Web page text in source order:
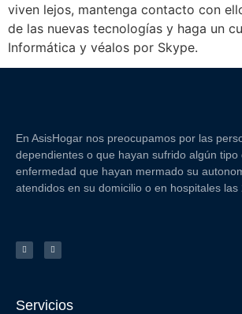
viven lejos, mantenga contacto con
de las nuevas tecnologías y haga un
Informática y véalos por Skype.
En AsisHogar nos preocupamos por las
dependientes o que hayan sufrido algún tipo
enfermedad que hayan mermado su
atendidos en su domicilio o en hospitales
Servicios